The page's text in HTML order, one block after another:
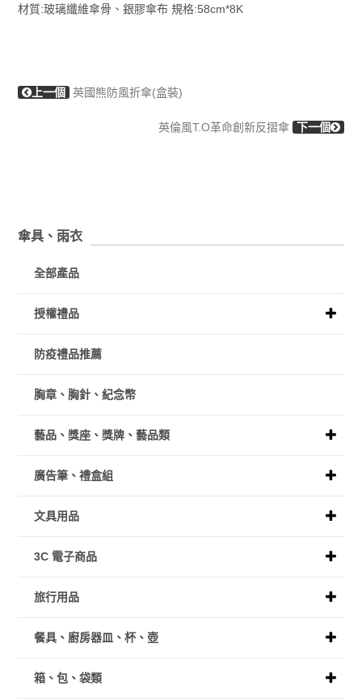
材質:玻璃纖維傘骨、銀膠傘布 規格:58cm*8K
上一個 英國熊防風折傘(盒裝)
英倫風T.O革命創新反摺傘 下一個
傘具、雨衣
全部產品
授權禮品
防疫禮品推薦
胸章、胸針、紀念幣
藝品、獎座、獎牌、藝品類
廣告筆、禮盒組
文具用品
3C 電子商品
旅行用品
餐具、廚房器皿、杯、壺
箱、包、袋類